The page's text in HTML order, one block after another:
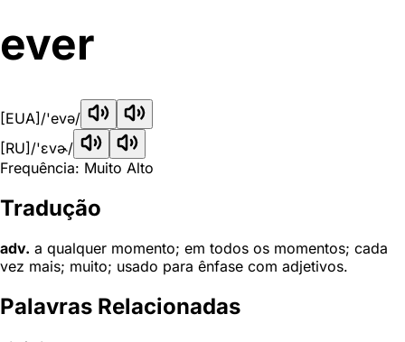
ever
[EUA] /'evə/
[RU] /'ɛvɚ/
Frequência: Muito Alto
Tradução
adv. a qualquer momento; em todos os momentos; cada
vez mais; muito; usado para ênfase com adjetivos.
Palavras Relacionadas